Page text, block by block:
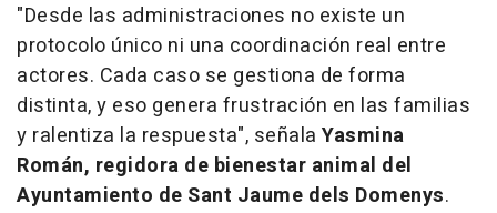
"Desde las administraciones no existe un
protocolo único ni una coordinación real entre
actores. Cada caso se gestiona de forma
distinta, y eso genera frustración en las familias
y ralentiza la respuesta", señala Yasmina
Román, regidora de bienestar animal del
Ayuntamiento de Sant Jaume dels Domenys.